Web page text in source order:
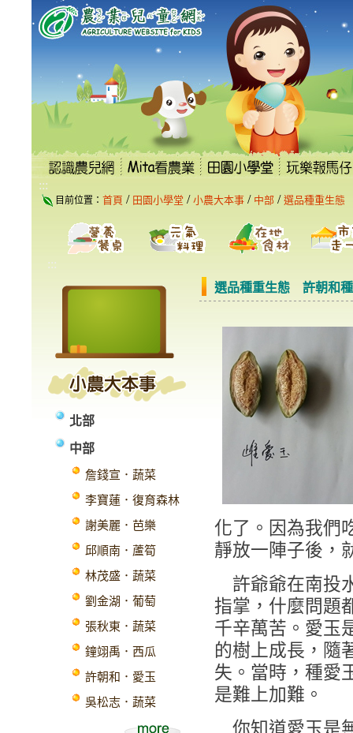
到
容
:::
目前位置： 首頁 / 田園小學堂 / 小農大本事 / 中部 / 選品種重生態
:::
北部
中部
詹錢宣．蔬菜
李寶蓮．復育森林
謝美麗．芭樂
邱順南．蘆筍
林茂盛．蔬菜
劉金湖．葡萄
張秋東．蔬菜
鐘翊禹．西瓜
許朝和．愛玉
吳松志．蔬菜
選品種重生態 許朝和
化了。因為我們
靜放一陣子後，
許爺爺在南投
指掌，什麼問題
千辛萬苦。愛玉
的樹上成長，隨
失。當時，種愛
是難上加難。
你知道愛玉是